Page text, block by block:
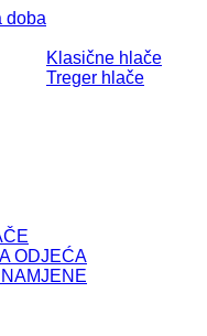
doba
Klasične hlače
Treger hlače
ODJEĆA